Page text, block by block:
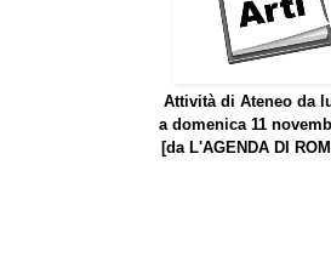
Attività di Ateneo da
a domenica 11
[da L'AGENDA DI